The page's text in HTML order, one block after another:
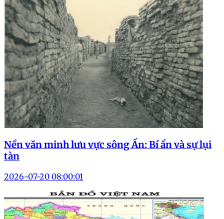
Nền văn minh lưu vực sông Ấn: Bí ẩn và sự lụi
tàn
2026-07-20 08:00:01